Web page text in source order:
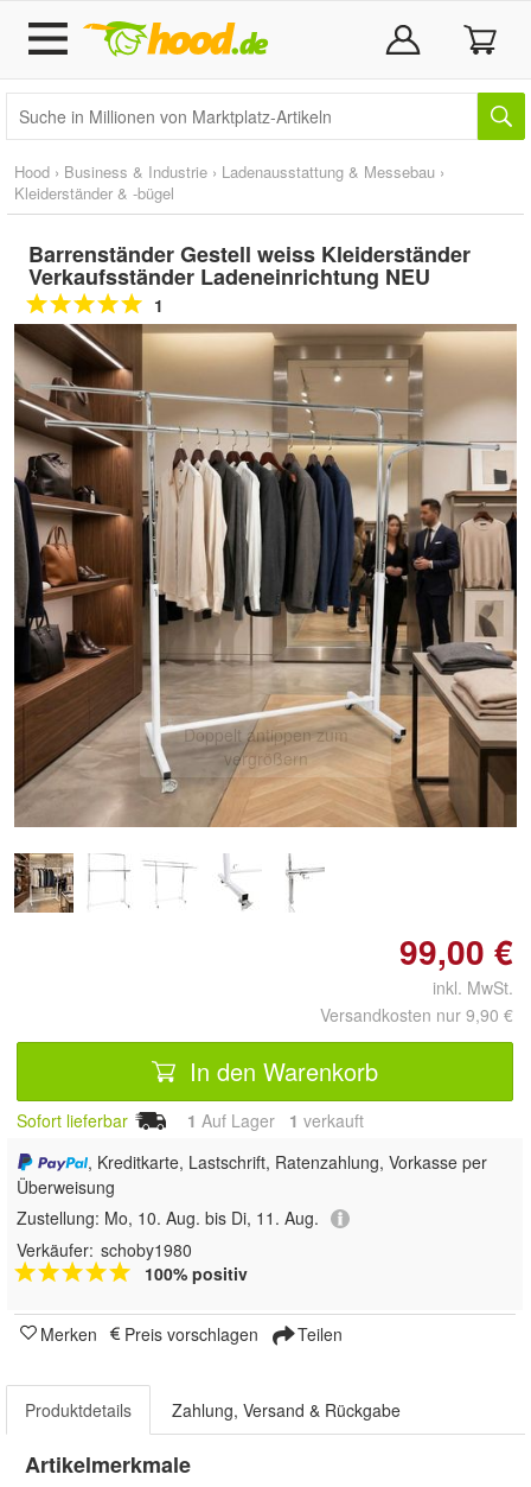
Hood › Business & Industrie › Ladenausstattung & Messebau ›
Kleiderständer & -bügel
Barrenständer Gestell weiss Kleiderständer
Verkaufsständer Ladeneinrichtung NEU
1
Doppelt antippen zum
vergrößern
99,00 €
inkl. MwSt.
Versandkosten nur 9,90 €
In den Warenkorb
Sofort lieferbar 1 Auf Lager 1 verkauft
, Kreditkarte, Lastschrift, Ratenzahlung, Vorkasse per
Überweisung
Zustellung: Mo, 10. Aug. bis Di, 11. Aug.
Verkäufer: schoby1980
100% positiv
Merken Preis vorschlagen Teilen
Produktdetails Zahlung, Versand & Rückgabe
Artikelmerkmale